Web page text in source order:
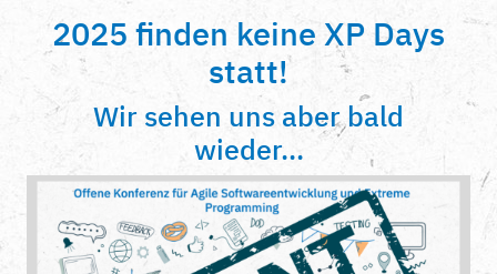
2025 finden keine XP Days
statt!
Wir sehen uns aber bald
wieder...